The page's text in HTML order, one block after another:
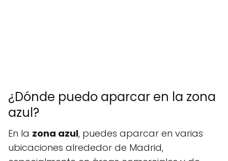
¿Dónde puedo aparcar en la zona
azul?
En la zona azul, puedes aparcar en varias
ubicaciones alrededor de Madrid,